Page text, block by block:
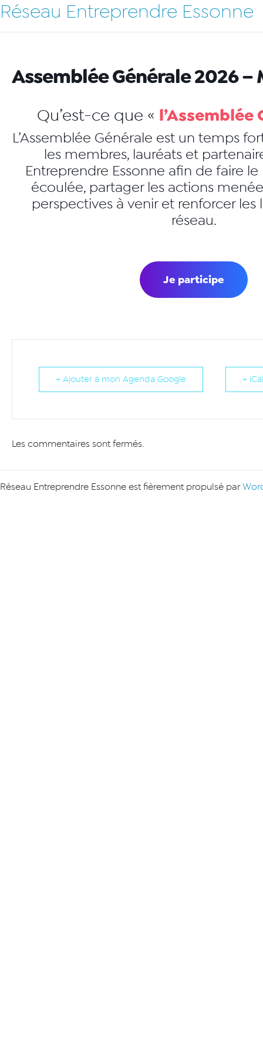
Réseau Entreprendre Essonne
Assemblée Générale 2026 –
Qu’est-ce que « l’Assemblée
L’Assemblée Générale est un temps
les membres, lauréats et
Entreprendre Essonne afin de faire le
écoulée, partager les actions
perspectives à venir et renforcer les
réseau.
Je participe
+ Ajouter à mon Agenda Google +
Les commentaires sont fermés.
Réseau Entreprendre Essonne est fièrement propulsé par